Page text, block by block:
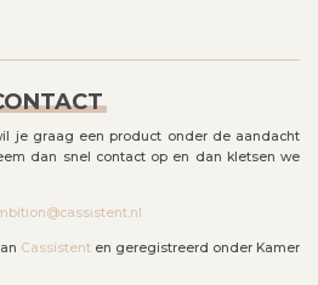
je graag een product onder de aandacht
dan snel contact op en dan kletsen we
Cassistent en geregistreerd onder Kamer